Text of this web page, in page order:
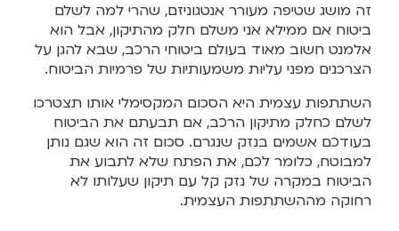
זה מושג שטיפה מעורר אנטגוניזם, שהרי למה לשלם
ביטוח אם ממילא אני משלם חלק מהתיקון, אבל הוא
אלמנט חשוב מאוד בעולם ביטוחי הרכב, שבא להגן על
הצרכנים מפני עליות משמעותיות של פרמיות הביטוח.
השתתפות עצמית היא הסכום המקסימלי אותו תצטרכו
לשלם כחלק מתיקון הרכב, אם תבעתם את הביטוח
בעודכם אשמים בנזק שנגרם. סכום זה הוא שגם נותן
למבוטח, כלומר לכם, את הפתח שלא לתבוע את
הביטוח במקרה של נזק קל עם תיקון שעלותו לא
רחוקה מההשתתפות העצמית.